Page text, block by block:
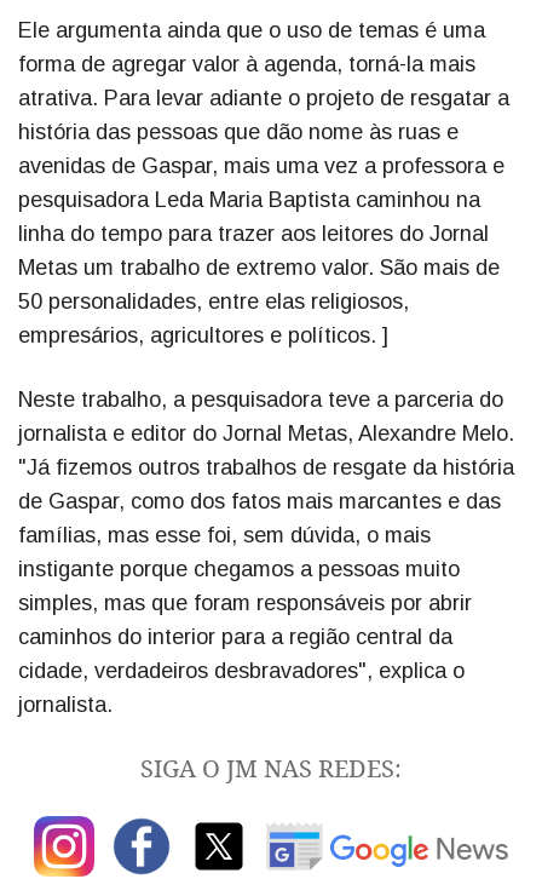
Ele argumenta ainda que o uso de temas é uma
forma de agregar valor à agenda, torná-la mais
atrativa. Para levar adiante o projeto de resgatar a
história das pessoas que dão nome às ruas e
avenidas de Gaspar, mais uma vez a professora e
pesquisadora Leda Maria Baptista caminhou na
linha do tempo para trazer aos leitores do Jornal
Metas um trabalho de extremo valor. São mais de
50 personalidades, entre elas religiosos,
empresários, agricultores e políticos. ]
Neste trabalho, a pesquisadora teve a parceria do
jornalista e editor do Jornal Metas, Alexandre Melo.
"Já fizemos outros trabalhos de resgate da história
de Gaspar, como dos fatos mais marcantes e das
famílias, mas esse foi, sem dúvida, o mais
instigante porque chegamos a pessoas muito
simples, mas que foram responsáveis por abrir
caminhos do interior para a região central da
cidade, verdadeiros desbravadores", explica o
jornalista.
SIGA O JM NAS REDES: